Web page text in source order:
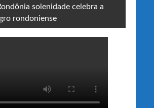
solenidade celebra a
rondoniense